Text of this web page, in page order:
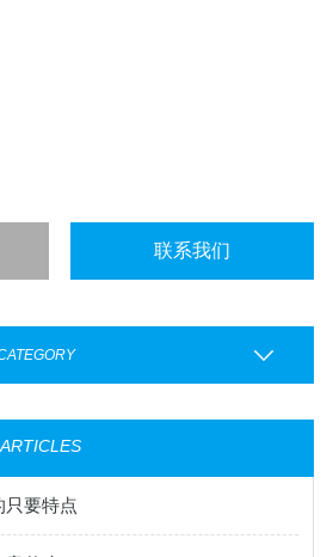
边机又叫起线机，咬口机，用来加工
，实用，操
联系我们
只要特点